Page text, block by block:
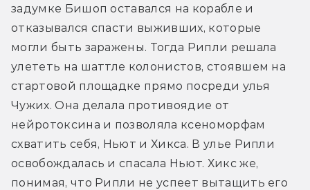
задумке Бишоп оставался на корабле и
отказывался спасти выживших, которые
могли быть заражены. Тогда Рипли решала
улететь на шаттле колонистов, стоявшем на
стартовой площадке прямо посреди улья
Чужих. Она делала противоядие от
нейротоксина и позволяла ксеноморфам
схватить себя, Ньют и Хикса. В улье Рипли
освобождалась и спасала Ньют. Хикс же,
понимая, что Рипли не успеет вытащить его